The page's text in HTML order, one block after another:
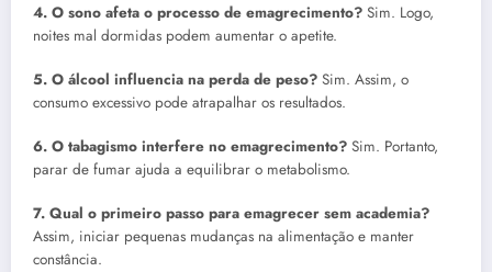
4. O sono afeta o processo de emagrecimento? Sim. Logo,
noites mal dormidas podem aumentar o apetite.
5. O álcool influencia na perda de peso? Sim. Assim, o
consumo excessivo pode atrapalhar os resultados.
6. O tabagismo interfere no emagrecimento? Sim. Portanto,
parar de fumar ajuda a equilibrar o metabolismo.
7. Qual o primeiro passo para emagrecer sem academia?
Assim, iniciar pequenas mudanças na alimentação e manter
constância.